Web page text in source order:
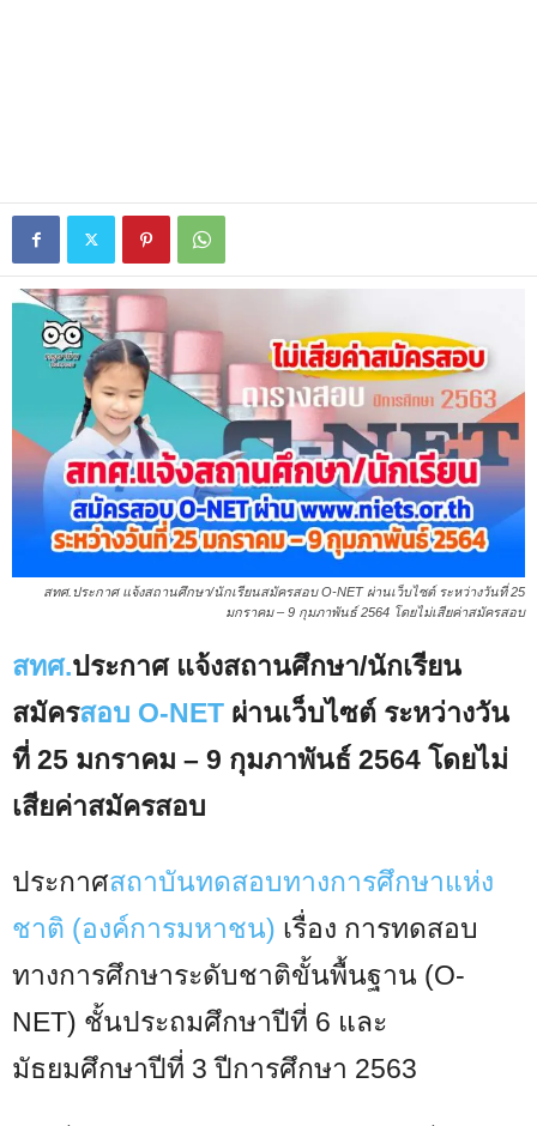
สทศ.ประกาศ แจ้งสถานศึกษา/นักเรียนสมัครสอบ O-NET ผ่านเว็บไซต์ ระหว่างวันที่ 25
มกราคม – 9 กุมภาพันธ์ 2564 โดยไม่เสียค่าสมัครสอบ
สทศ.ประกาศ แจ้งสถานศึกษา/นักเรียน
สมัครสอบ O-NET ผ่านเว็บไซต์ ระหว่างวัน
ที่ 25 มกราคม – 9 กุมภาพันธ์ 2564 โดยไม่
เสียค่าสมัครสอบ
ประกาศสถาบันทดสอบทางการศึกษาแห่ง
ชาติ (องค์การมหาชน) เรื่อง การทดสอบ
ทางการศึกษาระดับชาติขั้นพื้นฐาน (O-
NET) ชั้นประถมศึกษาปีที่ 6 และ
มัธยมศึกษาปีที่ 3 ปีการศึกษา 2563